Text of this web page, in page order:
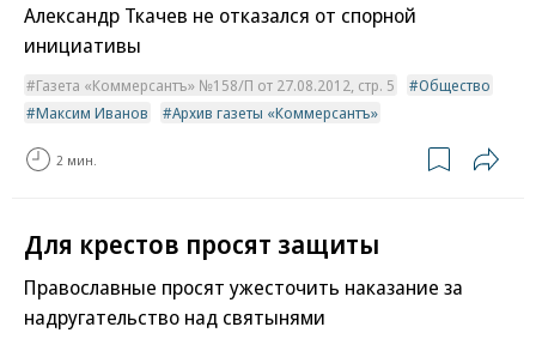
Александр Ткачев не отказался от спорной
инициативы
Газета «Коммерсантъ» №158/П от 27.08.2012, стр. 5
Общество
Максим Иванов
Архив газеты «Коммерсантъ»
2 мин.
Для крестов просят защиты
Православные просят ужесточить наказание за
надругательство над святынями